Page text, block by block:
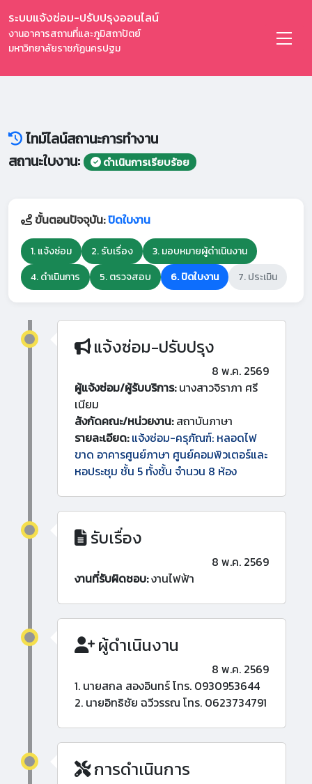
ระบบแจ้งซ่อม-ปรับปรุงออนไลน์
งานอาคารสถานที่และภูมิสถาปัตย์
มหาวิทยาลัยราชภัฏนครปฐม
ไทม์ไลน์สถานะการทำงาน
สถานะใบงาน:
ดำเนินการเรียบร้อย
ขั้นตอนปัจจุบัน:ปิดใบงาน
1. แจ้งซ่อม 2. รับเรื่อง
3. มอบหมายผู้ดำเนินงาน
4. ดำเนินการ
5. ตรวจสอบ 6. ปิดใบงาน 7. ประเมิน
แจ้งซ่อม-ปรับปรุง
8 พ.ค. 2569
ผู้แจ้งซ่อม/ผู้รับบริการ:นางสาวจิราภา ศรี
เนียม
สังกัดคณะ/หน่วยงาน:สถาบันภาษา
รายละเอียด: แจ้งซ่อม-ครุภัณฑ์: หลอดไฟ
ขาด อาคารศูนย์ภาษา ศูนย์คอมพิวเตอร์และ
หอประชุม ชั้น 5 ทั้งชั้น จำนวน 8 ห้อง
รับเรื่อง
8 พ.ค. 2569
งานที่รับผิดชอบ:งานไฟฟ้า
ผู้ดำเนินงาน
8 พ.ค. 2569
1. นายสกล สองอินทร์ โทร. 0930953644
2. นายอิทธิชัย ฉวีวรรณ โทร. 0623734791
การดำเนินการ